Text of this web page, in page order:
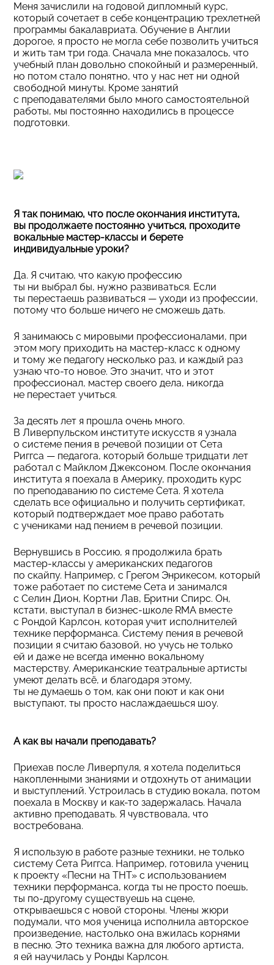
Меня зачислили на годовой дипломный курс,
который сочетает в себе концентрацию трехлетней
программы бакалавриата. Обучение в Англии
дорогое, я просто не могла себе позволить учиться
и жить там три года. Сначала мне показалось, что
учебный план довольно спокойный и размеренный,
но потом стало понятно, что у нас нет ни одной
свободной минуты. Кроме занятий
с преподавателями было много самостоятельной
работы, мы постоянно находились в процессе
подготовки.
Я так понимаю, что после окончания института,
вы продолжаете постоянно учиться, проходите
вокальные мастер-классы и берете
индивидуальные уроки?
Да. Я считаю, что какую профессию
ты ни выбрал бы, нужно развиваться. Если
ты перестаешь развиваться — уходи из профессии,
потому что больше ничего не сможешь дать.
Я занимаюсь с мировыми профессионалами, при
этом могу приходить на мастер-класс к одному
и тому же педагогу несколько раз, и каждый раз
узнаю что-то новое. Это значит, что и этот
профессионал, мастер своего дела, никогда
не перестает учиться.
За десять лет я прошла очень много.
В Ливерпульском институте искусств я узнала
о системе пения в речевой позиции от Сета
Риггса — педагога, который больше тридцати лет
работал с Майклом Джексоном. После окончания
института я поехала в Америку, проходить курс
по преподаванию по системе Сета. Я хотела
сделать все официально и получить сертификат,
который подтверждает мое право работать
с учениками над пением в речевой позиции.
Вернувшись в Россию, я продолжила брать
мастер-классы у американских педагогов
по скайпу. Например, с Грегом Энрикесом, который
тоже работает по системе Сета и занимался
с Селин Дион, Кортни Лав, Бритни Спирс. Он,
кстати, выступал в бизнес-школе RMA вместе
с Рондой Карлсон, которая учит исполнителей
технике перформанса. Систему пения в речевой
позиции я считаю базовой, но учусь не только
ей и даже не всегда именно вокальному
мастерству. Американские театральные артисты
умеют делать всё, и благодаря этому,
ты не думаешь о том, как они поют и как они
выступают, ты просто наслаждаешься шоу.
А как вы начали преподавать?
Приехав после Ливерпуля, я хотела поделиться
накопленными знаниями и отдохнуть от анимации
и выступлений. Устроилась в студию вокала, потом
поехала в Москву и как-то задержалась. Начала
активно преподавать. Я чувствовала, что
востребована.
Я использую в работе разные техники, не только
систему Сета Риггса. Например, готовила учениц
к проекту «Песни на ТНТ» с использованием
техники перформанса, когда ты не просто поешь,
ты по-другому существуешь на сцене,
открываешься с новой стороны. Члены жюри
подумали, что моя ученица исполнила авторское
произведение, настолько она вжилась корнями
в песню. Это техника важна для любого артиста,
я ей научилась у Ронды Карлсон.